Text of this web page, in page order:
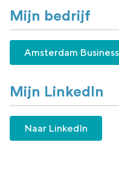
Mijn bedrijf
Amsterdam
Mijn LinkedIn
Naar LinkedIn